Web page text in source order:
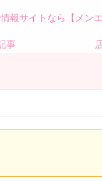
報サイトなら【メン
事